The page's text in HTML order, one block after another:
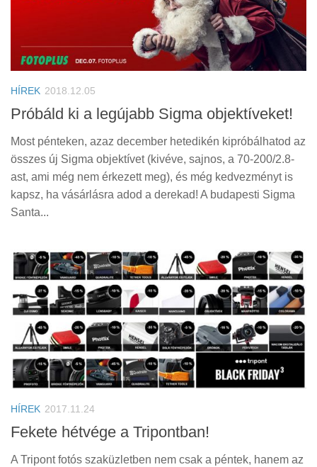
HÍREK 2018.12.05
Próbáld ki a legújabb Sigma objektíveket!
Most pénteken, azaz december hetedikén kipróbálhatod az
összes új Sigma objektívet (kivéve, sajnos, a 70-200/2.8-
ast, ami még nem érkezett meg), és még kedvezményt is
kapsz, ha vásárlásra adod a derekad! A budapesti Sigma
Santa...
HÍREK 2017.11.24
Fekete hétvége a Tripontban!
A Tripont fotós szaküzletben nem csak a péntek, hanem az